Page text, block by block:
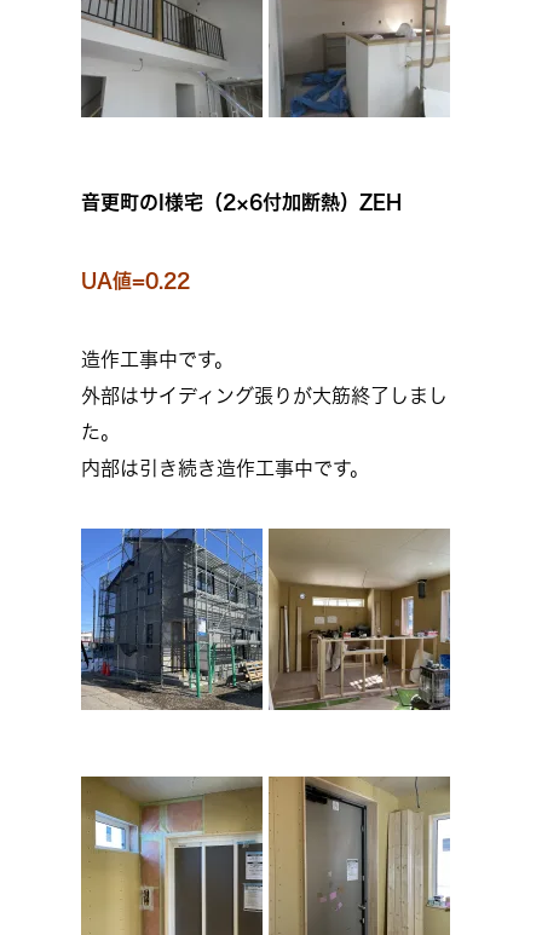
音更町のI様宅（2×6付加断熱）ZEH
UA値=0.22
造作工事中です。
外部はサイディング張りが大筋終了しまし
た。
内部は引き続き造作工事中です。